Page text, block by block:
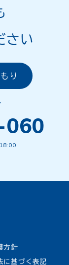
さい
り
方針
に基づく表記